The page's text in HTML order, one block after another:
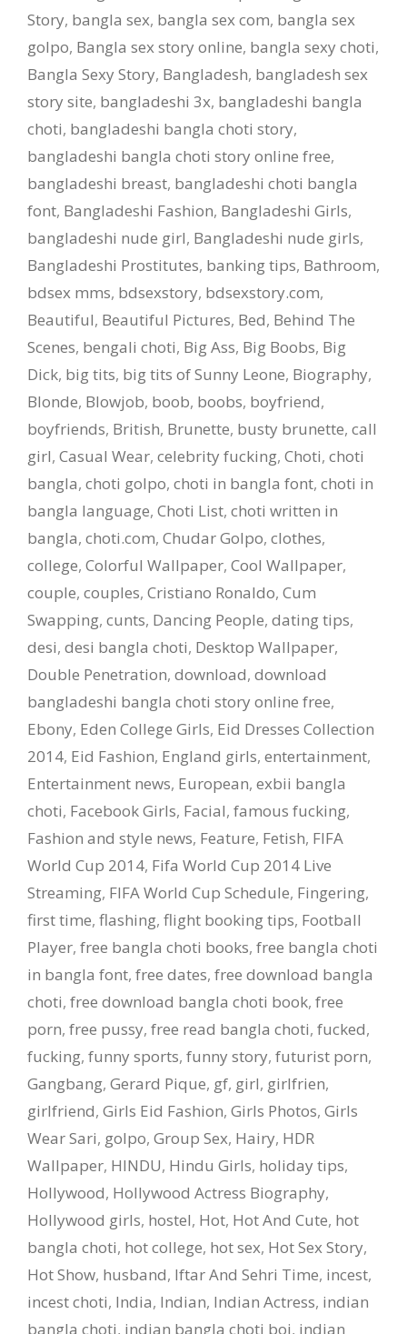
Story, bangla sex, bangla sex com, bangla sex
golpo, Bangla sex story online, bangla sexy choti,
Bangla Sexy Story, Bangladesh, bangladesh sex
story site, bangladeshi 3x, bangladeshi bangla
choti, bangladeshi bangla choti story,
bangladeshi bangla choti story online free,
bangladeshi breast, bangladeshi choti bangla
font, Bangladeshi Fashion, Bangladeshi Girls,
bangladeshi nude girl, Bangladeshi nude girls,
Bangladeshi Prostitutes, banking tips, Bathroom,
bdsex mms, bdsexstory, bdsexstory.com,
Beautiful, Beautiful Pictures, Bed, Behind The
Scenes, bengali choti, Big Ass, Big Boobs, Big
Dick, big tits, big tits of Sunny Leone, Biography,
Blonde, Blowjob, boob, boobs, boyfriend,
boyfriends, British, Brunette, busty brunette, call
girl, Casual Wear, celebrity fucking, Choti, choti
bangla, choti golpo, choti in bangla font, choti in
bangla language, Choti List, choti written in
bangla, choti.com, Chudar Golpo, clothes,
college, Colorful Wallpaper, Cool Wallpaper,
couple, couples, Cristiano Ronaldo, Cum
Swapping, cunts, Dancing People, dating tips,
desi, desi bangla choti, Desktop Wallpaper,
Double Penetration, download, download
bangladeshi bangla choti story online free,
Ebony, Eden College Girls, Eid Dresses Collection
2014, Eid Fashion, England girls, entertainment,
Entertainment news, European, exbii bangla
choti, Facebook Girls, Facial, famous fucking,
Fashion and style news, Feature, Fetish, FIFA
World Cup 2014, Fifa World Cup 2014 Live
Streaming, FIFA World Cup Schedule, Fingering,
first time, flashing, flight booking tips, Football
Player, free bangla choti books, free bangla choti
in bangla font, free dates, free download bangla
choti, free download bangla choti book, free
porn, free pussy, free read bangla choti, fucked,
fucking, funny sports, funny story, futurist porn,
Gangbang, Gerard Pique, gf, girl, girlfrien,
girlfriend, Girls Eid Fashion, Girls Photos, Girls
Wear Sari, golpo, Group Sex, Hairy, HDR
Wallpaper, HINDU, Hindu Girls, holiday tips,
Hollywood, Hollywood Actress Biography,
Hollywood girls, hostel, Hot, Hot And Cute, hot
bangla choti, hot college, hot sex, Hot Sex Story,
Hot Show, husband, Iftar And Sehri Time, incest,
incest choti, India, Indian, Indian Actress, indian
bangla choti, indian bangla choti boi, indian